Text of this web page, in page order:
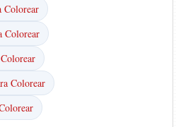
Colorear
Colorear
Colorear